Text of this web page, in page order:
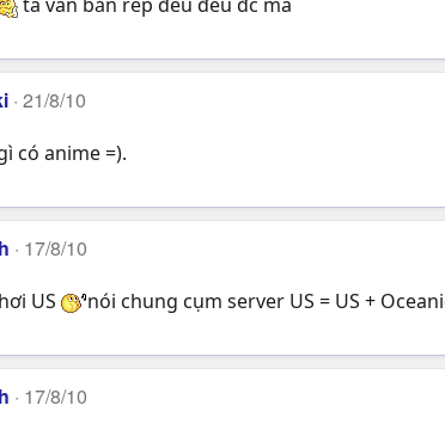
21/8/10
có anime =).
17/8/10
US nói chung cụm server US = US +
17/8/10